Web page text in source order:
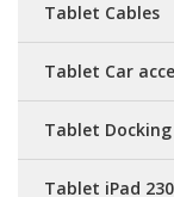
Tablet Cables
Tablet Car
Tablet
Tablet iPad